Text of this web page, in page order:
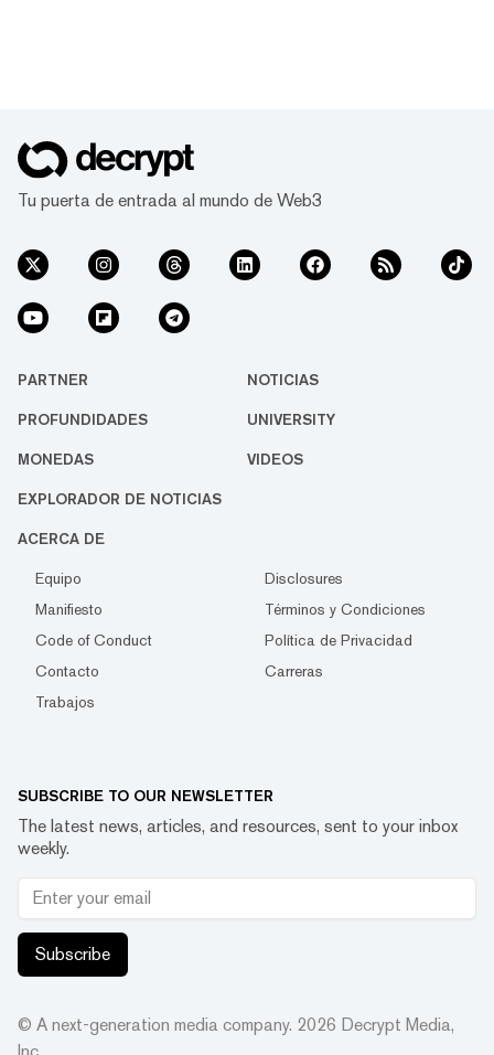
Tu puerta de entrada al mundo de Web3
PARTNER NOTICIAS
PROFUNDIDADES UNIVERSITY
MONEDAS VIDEOS
EXPLORADOR DE NOTICIAS
ACERCA DE
Equipo
Disclosures
Manifiesto
Términos y Condiciones
Code of Conduct
Política de Privacidad
Contacto
Carreras
Trabajos
SUBSCRIBE TO OUR NEWSLETTER
The latest news, articles, and resources, sent to your inbox
weekly.
Subscribe
© A next-generation media company. 2026 Decrypt Media,